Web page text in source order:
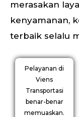
merasakan
kenyamanan,
terbaik selalu
Pelayanan di
Viens
Transportasi
benar-benar
memuaskan.